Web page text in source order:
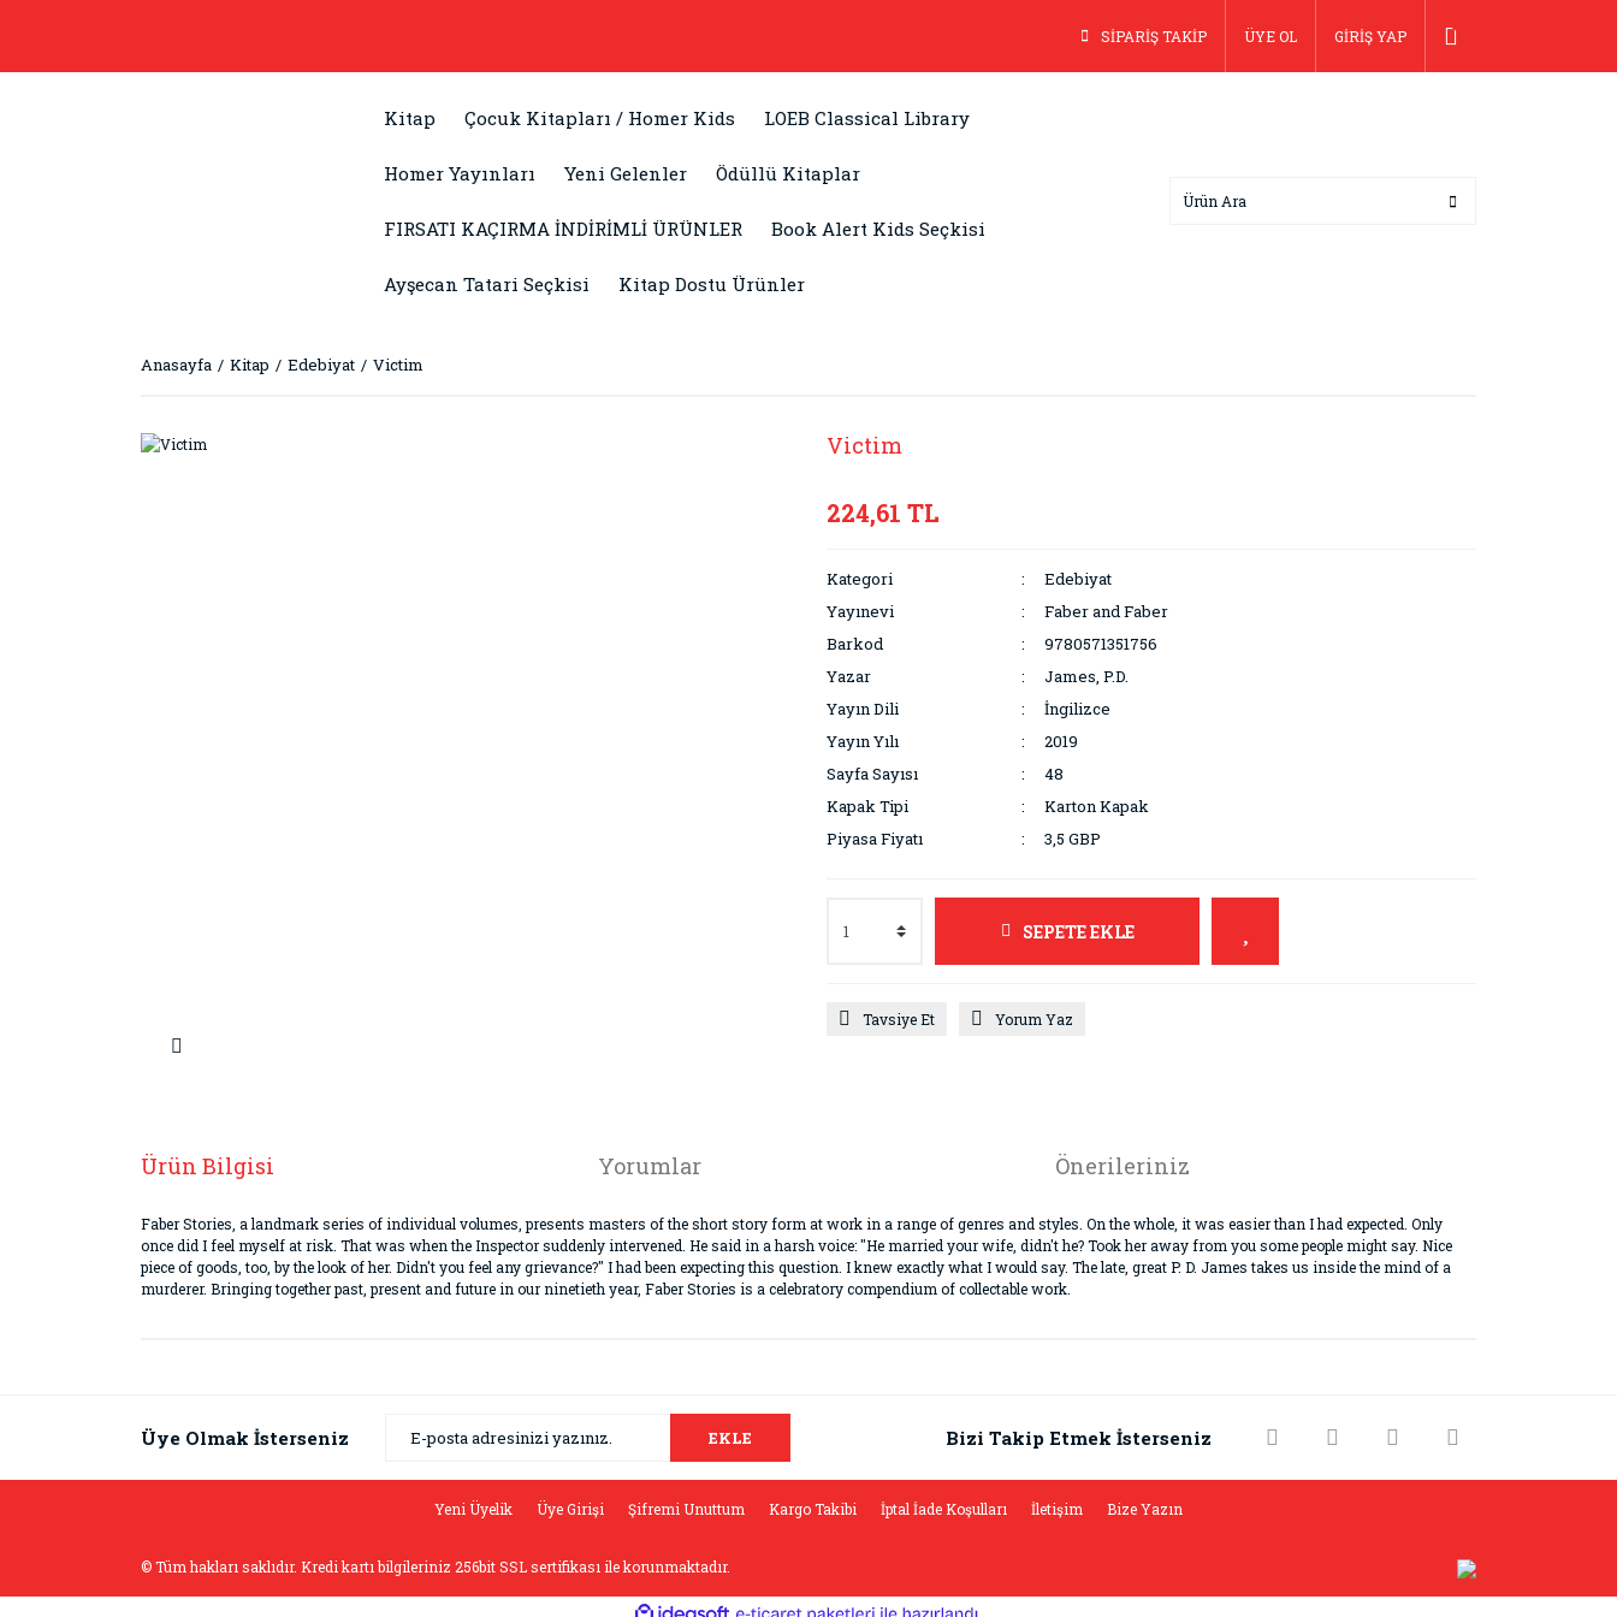
SİPARİŞ TAKİP ÜYE OL GİRİŞ YAP
Kitap Çocuk Kitapları / Homer Kids LOEB Classical Library
Homer Yayınları Yeni Gelenler Ödüllü Kitaplar
FIRSATI KAÇIRMA İNDİRİMLİ ÜRÜNLER Book Alert Kids Seçkisi
Ayşecan Tatari Seçkisi Kitap Dostu Ürünler
Anasayfa Kitap Edebiyat Victim
Victim
224,61 TL
Kategori
Edebiyat
Yayınevi
Faber and Faber
Barkod
9780571351756
Yazar
James, P.D.
Yayın Dili
İngilizce
Yayın Yılı
2019
Sayfa Sayısı
48
Kapak Tipi
Karton Kapak
Piyasa Fiyatı
3,5 GBP
SEPETE EKLE
Tavsiye Et Yorum Yaz
Ürün Bilgisi Yorumlar Önerileriniz
Faber Stories, a landmark series of individual volumes, presents masters of the short story form at work in a range of genres and styles. On the whole, it was easier than I had expected. Only
once did I feel myself at risk. That was when the Inspector suddenly intervened. He said in a harsh voice: "He married your wife, didn't he? Took her away from you some people might say. Nice
piece of goods, too, by the look of her. Didn't you feel any grievance?" I had been expecting this question. I knew exactly what I would say. The late, great P. D. James takes us inside the mind of a
murderer. Bringing together past, present and future in our ninetieth year, Faber Stories is a celebratory compendium of collectable work.
Yorum Yaz
Ürün resmi kalitesiz, bozuk veya görüntülenemiyor.
Bu ürüne benzer farklı alternatifler olmalı.
Üye Olmak İsterseniz EKLE Bizi Takip Etmek İsterseniz
Yeni Üyelik Üye Girişi Şifremi Unuttum Kargo Takibi İptal İade Koşulları İletişim Bize Yazın
© Tüm hakları saklıdır. Kredi kartı bilgileriniz 256bit SSL sertifikası ile korunmaktadır.